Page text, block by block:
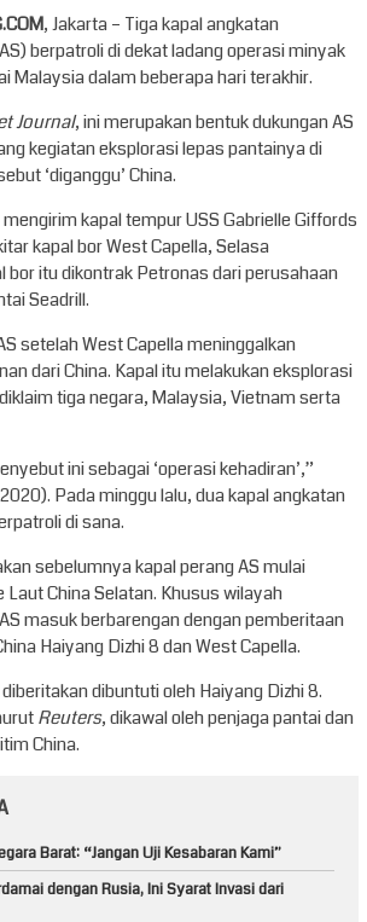
, Jakarta – Tiga kapal angkatan
berpatroli di dekat ladang operasi minyak
Malaysia dalam beberapa hari terakhir.
Journal, ini merupakan bentuk dukungan AS
kegiatan eksplorasi lepas pantainya di
‘diganggu’ China.
kapal tempur USS Gabrielle Giffords
kapal bor West Capella, Selasa
bor itu dikontrak Petronas dari perusahaan
Seadrill.
setelah West Capella meninggalkan
dari China. Kapal itu melakukan eksplorasi
tiga negara, Malaysia, Vietnam serta
ini sebagai ‘operasi kehadiran’,”
Pada minggu lalu, dua kapal angkatan
di sana.
sebelumnya kapal perang AS mulai
Laut China Selatan. Khusus wilayah
masuk berbarengan dengan pemberitaan
Haiyang Dizhi 8 dan West Capella.
dibuntuti oleh Haiyang Dizhi 8.
Reuters, dikawal oleh penjaga pantai dan
China.
Barat: “Jangan Uji Kesabaran Kami”
dengan Rusia, Ini Syarat Invasi dari